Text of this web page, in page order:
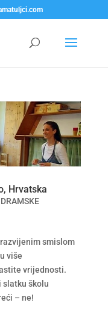
Hrvatska
DRAMSKE
smislom
više
vrijednosti.
slatku školu
– ne!